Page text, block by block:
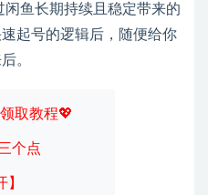
鱼长期持续且稳定带来的
起号的逻辑后，随便给你
。
取教程💖
个点